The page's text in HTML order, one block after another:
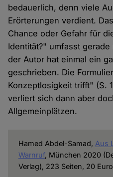
bedauerlich, denn viele
Erörterungen verdient.
Chance oder Gefahr für
Identität?" umfasst gerade
der Autor hat einmal ein
geschrieben. Die
Konzeptlosigkeit trifft" (S.
verliert sich dann aber
Allgemeinplätzen.
Hamed Abdel-Samad, Aus
Warnruf, München 2020
Verlag), 223 Seiten, 20 Euro